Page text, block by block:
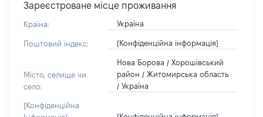
Зареєстроване місце проживання
Країна: Україна
Поштовий індекс: [Конфіденційна інформація]
Місто, селище чи
село:
Нова Борова / Хорошівський
район / Житомирська область
/ Україна
[Конфіденційна